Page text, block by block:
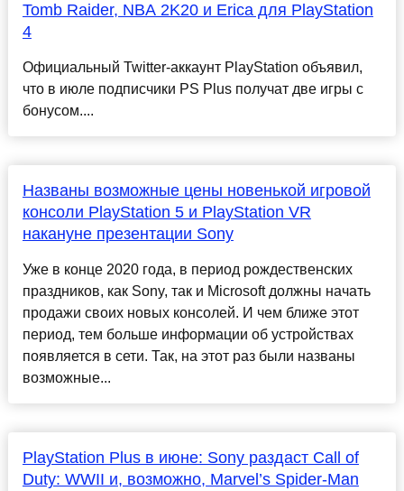
Tomb Raider, NBA 2K20 и Erica для PlayStation
4
Официальный Twitter-аккаунт PlayStation объявил,
что в июле подписчики PS Plus получат две игры с
бонусом....
Названы возможные цены новенькой игровой
консоли PlayStation 5 и PlayStation VR
накануне презентации Sony
Уже в конце 2020 года, в период рождественских
праздников, как Sony, так и Microsoft должны начать
продажи своих новых консолей. И чем ближе этот
период, тем больше информации об устройствах
появляется в сети. Так, на этот раз были названы
возможные...
PlayStation Plus в июне: Sony раздаст Call of
Duty: WWII и, возможно, Marvel’s Spider-Man